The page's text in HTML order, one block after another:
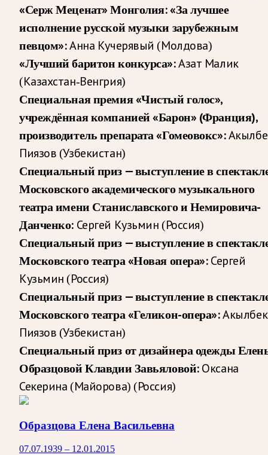
«Серж Меценат» Монголия: «За лучшее
исполнение русской музыки зарубежным
певцом»:Анна Кучерявый (Молдова)
«Лучший баритон конкурса»:Азат Малик
(Казахстан-Венгрия)
Специальная премия «Чистый голос»,
учреждённая компанией «Барон» (Франция),
производитель препарата «Гомеовокс»:
Пиязов (Узбекистан)
Специальный приз — выступление в
Московского академического музыкального
театра имени Станиславского и Немировича-
Данченко: Сергей Кузьмин (Россия)
Специальный приз — выступление в
Московского театра «Новая опера»:Сергей
Кузьмин (Россия)
Специальный приз — выступление в
Московского театра «Геликон-опера»:Акылбек
Пиязов (Узбекистан)
Специальный приз от дизайнера одежды
Образцовой Клавдии Завьяловой:Оксана
Секерина (Майорова) (Россия)
Образцова Елена Васильевна
07.07.1939 – 12.01.2015